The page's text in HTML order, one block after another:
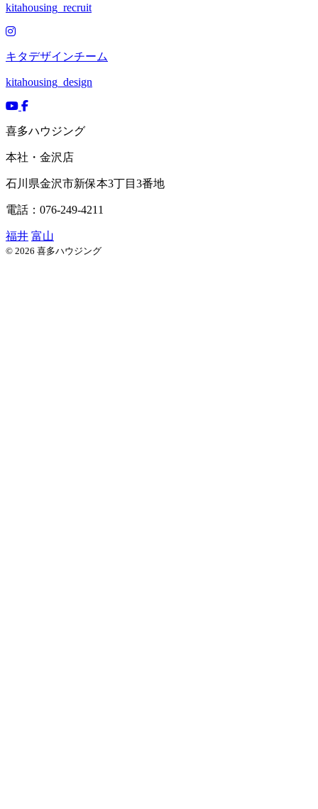
kitahousing_recruit
キタデザインチーム
kitahousing_design
喜多ハウジング
本社・金沢店
石川県金沢市新保本3丁目3番地
電話：076-249-4211
福井 富山
© 2026 喜多ハウジング